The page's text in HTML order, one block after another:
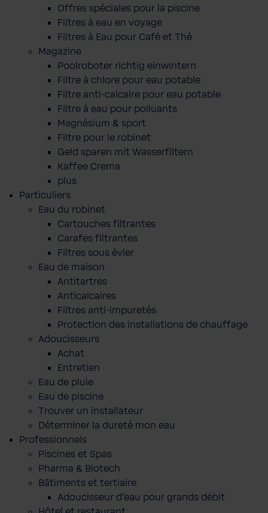
Offres spéciales pour la piscine
Filtres à eau en voyage
Filtres à Eau pour Café et Thé
Magazine
Poolroboter richtig einwintern
Filtre à chlore pour eau potable
Filtre anti-calcaire pour eau potable
Filtre à eau pour polluants
Magnésium & sport
Filtre pour le robinet
Geld sparen mit Wasserfiltern
Kaffee Crema
plus
Particuliers
Eau du robinet
Cartouches filtrantes
Carafes filtrantes
Filtres sous évier
Eau de maison
Antitartres
Anticalcaires
Filtres anti-impuretés
Protection des installations de chauffage
Adoucisseurs
Achat
Entretien
Eau de pluie
Eau de piscine
Trouver un installateur
Déterminer la dureté mon eau
Professionnels
Piscines et Spas
Pharma & Biotech
Bâtiments et tertiaire
Adoucisseur d'eau pour grands débit